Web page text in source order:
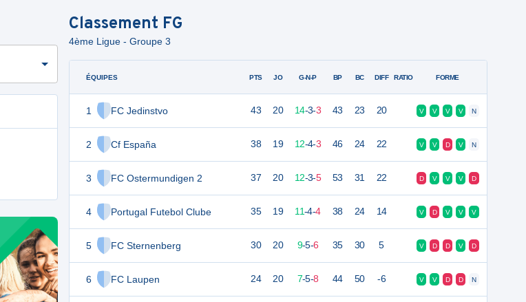
Classement FG
4ème Ligue - Groupe 3
ÉQUIPES
1 FC Jedinstvo
2 Cf España
3 FC Ostermundigen 2
4 Portugal Futebol Clube
5 FC Sternenberg
6 FC Laupen
PTS JO G-N-P BP BC DIFF RATIO FORME
43 20 14-3-3 43 23 20 V V V V N
38 19 12-4-3 46 24 22 V V D V N
37 20 12-3-5 53 31 22 D V V V D
35 19 11-4-4 38 24 14 V D V V V
30 20 9-5-6 35 30 5 V D D V D
24 20 7-5-8 44 50 -6 V V D D N